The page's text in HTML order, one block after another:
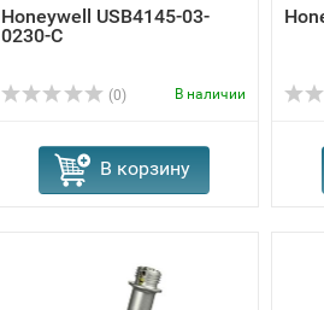
Honeywell USB4145-03-
0230-C
(0) В наличии
В корзину